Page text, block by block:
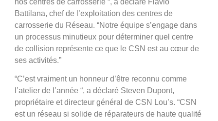
Battilana, chef de l’exploitation des centres de
carrosserie du Réseau. “Notre équipe s’engage dans
un processus minutieux pour déterminer quel centre
de collision représente ce que le CSN est au cœur de
ses activités.”
“C’est vraiment un honneur d’être reconnu comme
l’atelier de l’année “, a déclaré Steven Dupont,
propriétaire et directeur général de CSN Lou’s. “CSN
est un réseau si solide de réparateurs de haute qualité